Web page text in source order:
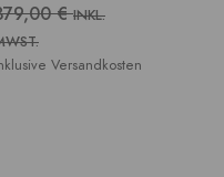
€INKL.
Versandkosten